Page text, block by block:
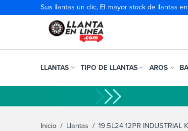
Sus llantas un clic, El mayor stock de llantas
LLANTAS TIPO DE LLANTAS AROS
Inicio / Llantas / 19.5L24 12PR INDUSTRIAL